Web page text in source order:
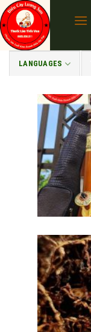
Skip
to
content
LANGUAGES